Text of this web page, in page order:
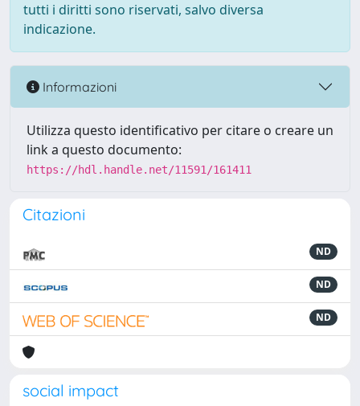
tutti i diritti sono riservati, salvo diversa
indicazione.
Informazioni
Utilizza questo identificativo per citare o creare un
link a questo documento:
https://hdl.handle.net/11591/161411
Citazioni
ND
ND
ND
social impact